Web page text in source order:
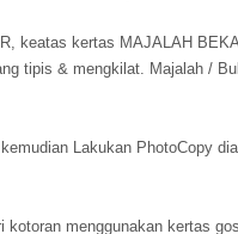
keatas kertas MAJALAH
tipis & mengkilat. Majalah /
Lakukan PhotoCopy
menggunakan kertas